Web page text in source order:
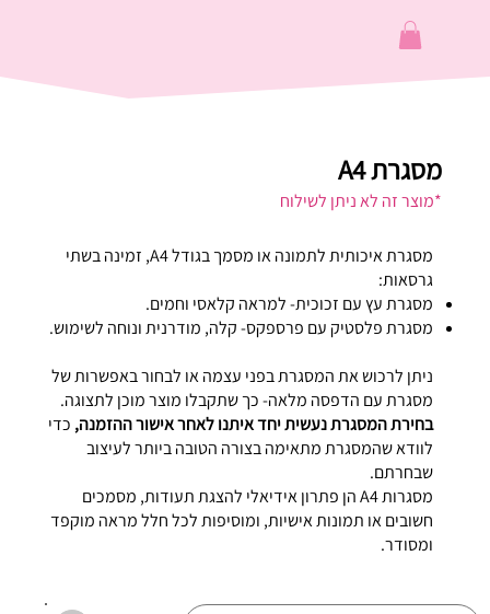
מסגרת A4
*מוצר זה לא ניתן לשילוח
מסגרת איכותית לתמונה או מסמך בגודל A4, זמינה בשתי
גרסאות:
מסגרת עץ עם זכוכית- למראה קלאסי וחמים.
מסגרת פלסטיק עם פרספקס- קלה, מודרנית ונוחה לשימוש.
ניתן לרכוש את המסגרת בפני עצמה או לבחור באפשרות של
מסגרת עם הדפסה מלאה- כך שתקבלו מוצר מוכן לתצוגה.
בחירת המסגרת נעשית יחד איתנו לאחר אישור ההזמנה, כדי
לוודא שהמסגרת מתאימה בצורה הטובה ביותר לעיצוב
שבחרתם.
מסגרות A4 הן פתרון אידיאלי להצגת תעודות, מסמכים
חשובים או תמונות אישיות, ומוסיפות לכל חלל מראה מוקפד
ומסודר.